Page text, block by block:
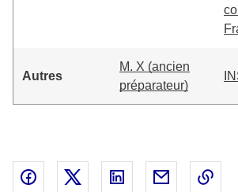
Autres
M. X (ancien
préparateur)
Partager sur Facebook - nouvelle
Partager sur X - nouvelle
Partager surPartager